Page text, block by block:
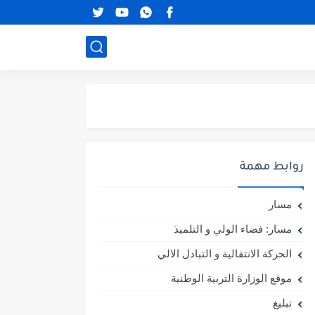
روابط مهمة
مسار
مسار: فضاء الولي و التلميذ
الحركة الانتقالية و التبادل الالي
موقع الوزارة التربية الوطنية
تبليغ